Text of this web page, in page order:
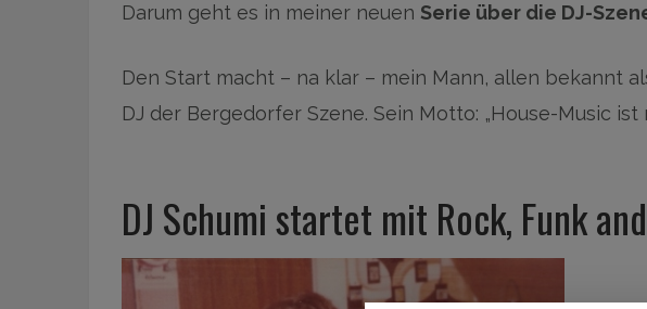
Darum geht es in meiner neuen Serie über die DJ-
Den Start macht – na klar – mein Mann, allen bekannt
DJ der Bergedorfer Szene. Sein Motto: „House-Music ist
DJ Schumi startet mit Rock, Funk